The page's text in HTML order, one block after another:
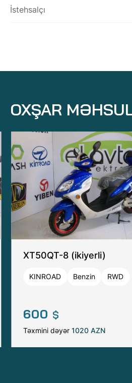
İstehsalçı
OXŞAR
XT50QT-8 (ikiyerli)
KINROAD Benzin RWD
600 $
Təxmini dəyər 1020 AZN